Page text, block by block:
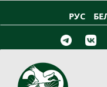
РУС